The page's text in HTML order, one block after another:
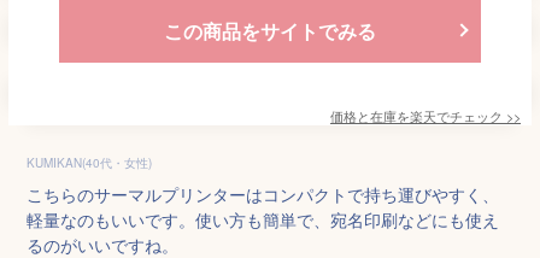
この商品をサイトでみる
価格と在庫を楽天でチェック >>
KUMIKAN(40代・女性)
こちらのサーマルプリンターはコンパクトで持ち運びやすく、
軽量なのもいいです。使い方も簡単で、宛名印刷などにも使え
るのがいいですね。